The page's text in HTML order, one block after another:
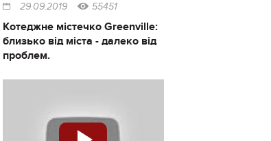
29.09.2019 55451
Котеджне містечко Greenville:
близько від міста - далеко від
проблем.